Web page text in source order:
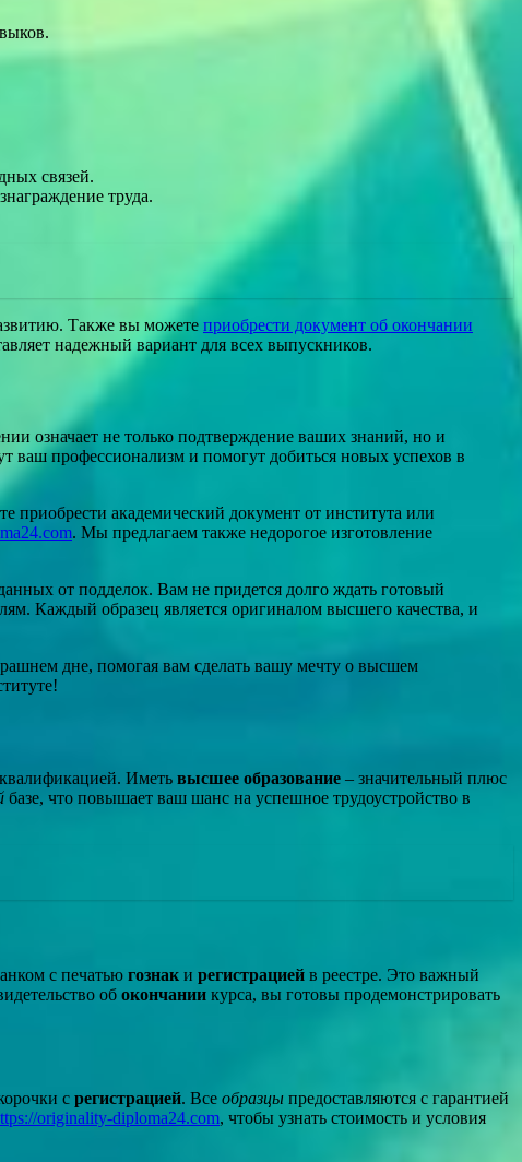
связей.
труда.
Также вы можете приобрести документ об окончании
надежный вариант для всех выпускников.
означает не только подтверждение ваших знаний, но и
ваш профессионализм и помогут добиться новых успехов в
приобрести академический документ от института или
. Мы предлагаем также недорогое изготовление
от подделок. Вам не придется долго ждать готовый
Каждый образец является оригиналом высшего качества, и
дне, помогая вам сделать вашу мечту о высшем
Иметь высшее образование – значительный плюс
базе, что повышает ваш шанс на успешное трудоустройство в
с печатью гознак и регистрацией в реестре. Это важный
об окончании курса, вы готовы продемонстрировать
с регистрацией. Все образцы предоставляются с гарантией
originality-diploma24.com, чтобы узнать стоимость и условия